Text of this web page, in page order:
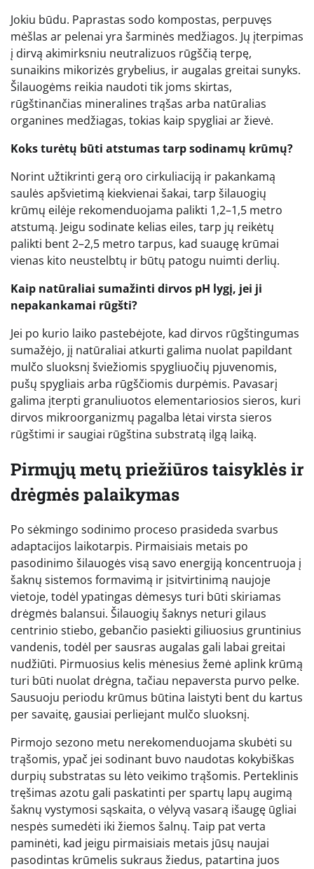
Jokiu būdu. Paprastas sodo kompostas, perpuvęs
mėšlas ar pelenai yra šarminės medžiagos. Jų įterpimas
į dirvą akimirksniu neutralizuos rūgščią terpę,
sunaikins mikorizės grybelius, ir augalas greitai sunyks.
Šilauogėms reikia naudoti tik joms skirtas,
rūgštinančias mineralines trąšas arba natūralias
organines medžiagas, tokias kaip spygliai ar žievė.
Koks turėtų būti atstumas tarp sodinamų krūmų?
Norint užtikrinti gerą oro cirkuliaciją ir pakankamą
saulės apšvietimą kiekvienai šakai, tarp šilauogių
krūmų eilėje rekomenduojama palikti 1,2–1,5 metro
atstumą. Jeigu sodinate kelias eiles, tarp jų reikėtų
palikti bent 2–2,5 metro tarpus, kad suaugę krūmai
vienas kito neustelbtų ir būtų patogu nuimti derlių.
Kaip natūraliai sumažinti dirvos pH lygį, jei ji
nepakankamai rūgšti?
Jei po kurio laiko pastebėjote, kad dirvos rūgštingumas
sumažėjo, jį natūraliai atkurti galima nuolat papildant
mulčo sluoksnį šviežiomis spygliuočių pjuvenomis,
pušų spygliais arba rūgščiomis durpėmis. Pavasarį
galima įterpti granuliuotos elementariosios sieros, kuri
dirvos mikroorganizmų pagalba lėtai virsta sieros
rūgštimi ir saugiai rūgština substratą ilgą laiką.
Pirmųjų metų priežiūros taisyklės ir
drėgmės palaikymas
Po sėkmingo sodinimo proceso prasideda svarbus
adaptacijos laikotarpis. Pirmaisiais metais po
pasodinimo šilauogės visą savo energiją koncentruoja į
šaknų sistemos formavimą ir įsitvirtinimą naujoje
vietoje, todėl ypatingas dėmesys turi būti skiriamas
drėgmės balansui. Šilauogių šaknys neturi gilaus
centrinio stiebo, gebančio pasiekti giliuosius gruntinius
vandenis, todėl per sausras augalas gali labai greitai
nudžiūti. Pirmuosius kelis mėnesius žemė aplink krūmą
turi būti nuolat drėgna, tačiau nepaversta purvo pelke.
Sausuoju periodu krūmus būtina laistyti bent du kartus
per savaitę, gausiai perliejant mulčo sluoksnį.
Pirmojo sezono metu nerekomenduojama skubėti su
trąšomis, ypač jei sodinant buvo naudotas kokybiškas
durpių substratas su lėto veikimo trąšomis. Perteklinis
tręšimas azotu gali paskatinti per spartų lapų augimą
šaknų vystymosi sąskaita, o vėlyvą vasarą išaugę ūgliai
nespės sumedėti iki žiemos šalnų. Taip pat verta
paminėti, kad jeigu pirmaisiais metais jūsų naujai
pasodintas krūmelis sukraus žiedus, patartina juos